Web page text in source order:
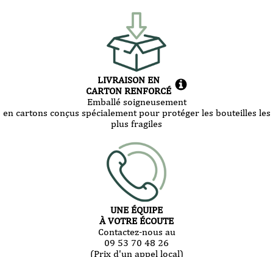
LIVRAISON EN
CARTON RENFORCÉ
Emballé soigneusement
en cartons conçus spécialement pour protéger les bouteilles les
plus fragiles
UNE ÉQUIPE
À VOTRE ÉCOUTE
Contactez-nous au
09 53 70 48 26
(Prix d'un appel local)